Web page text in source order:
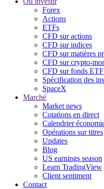
Forex
Actions
ETFs
CFD sur actions
CFD sur indices
CFD sur matières
CFD sur crypto-
CFD sur fonds ETF
Spécification des
SpaceX
Marché
Market news
Cotations en direct
Calendrier
Opérations sur titres
Updates
Blog
US earnings season
Learn TradingView
Client sentiment
Contact